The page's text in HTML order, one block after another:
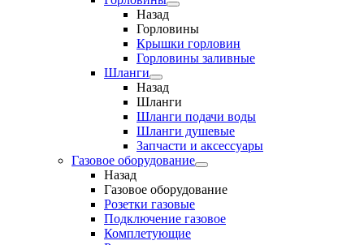
Назад
Горловины
Крышки горловин
Горловины заливные
Шланги
Назад
Шланги
Шланги подачи воды
Шланги душевые
Запчасти и аксессуары
Газовое оборудование
Назад
Газовое оборудование
Розетки газовые
Подключение газовое
Комплетующие